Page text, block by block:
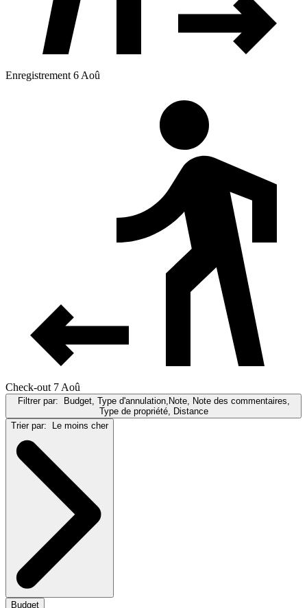
Enregistrement 6 Aoû
Check-out 7 Aoû
Filtrer par:
Budget, Type d'annulation,Note, Note des commentaires,
Type de propriété, Distance
Trier par:
Le moins cher
Budget